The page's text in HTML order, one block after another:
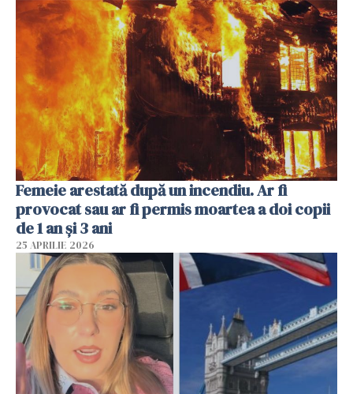
Femeie arestată după un incendiu. Ar fi
provocat sau ar fi permis moartea a doi copii
de 1 an și 3 ani
25 APRILIE 2026